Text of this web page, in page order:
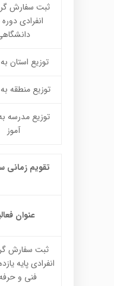
ثبت سفارش
انفرادی
توزیع استان
توزیع منطقه
توزیع مدرسه
آموز
تقویم
عنوان
ثبت سفارش
انفرادی پایه
فنی و